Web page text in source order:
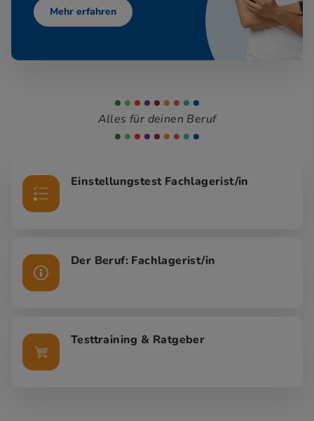
Mehr erfahren
Alles für deinen Beruf
Einstellungstest Fachlagerist/in
Der Beruf: Fachlagerist/in
Testtraining & Ratgeber